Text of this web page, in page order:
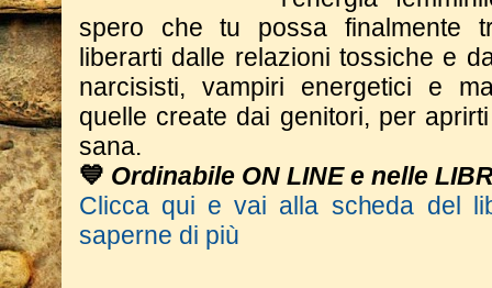
spero che tu possa finalmente
liberarti dalle relazioni tossiche e
narcisisti, vampiri energetici e
quelle create dai genitori, per
sana.
💙 Ordinabile ON LINE e nelle
Clicca qui e vai alla scheda del
saperne di più